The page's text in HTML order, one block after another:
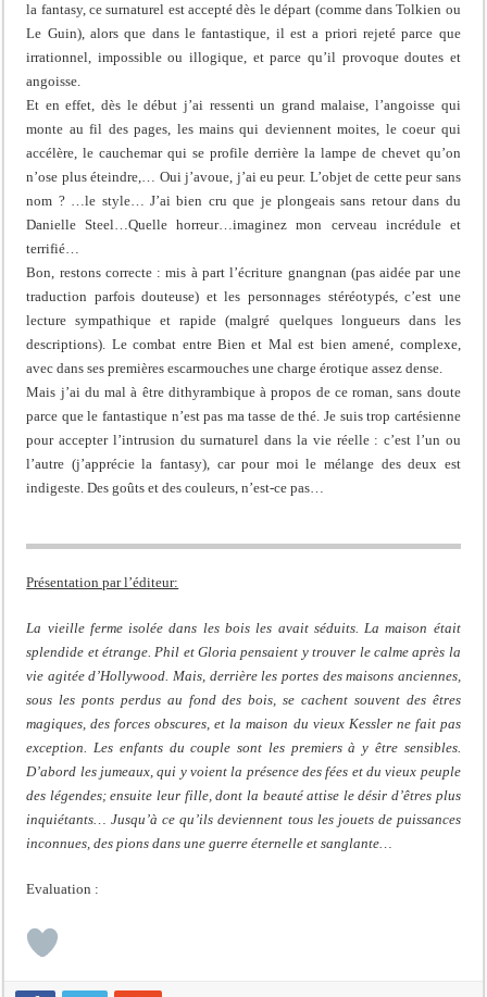
la fantasy, ce surnaturel est accepté dès le départ (comme dans Tolkien ou
Le Guin), alors que dans le fantastique, il est a priori rejeté parce que
irrationnel, impossible ou illogique, et parce qu’il provoque doutes et
angoisse.
Et en effet, dès le début j’ai ressenti un grand malaise, l’angoisse qui
monte au fil des pages, les mains qui deviennent moites, le coeur qui
accélère, le cauchemar qui se profile derrière la lampe de chevet qu’on
n’ose plus éteindre,… Oui j’avoue, j’ai eu peur. L’objet de cette peur sans
nom ? …le style… J’ai bien cru que je plongeais sans retour dans du
Danielle Steel…Quelle horreur…imaginez mon cerveau incrédule et
terrifié…
Bon, restons correcte : mis à part l’écriture gnangnan (pas aidée par une
traduction parfois douteuse) et les personnages stéréotypés, c’est une
lecture sympathique et rapide (malgré quelques longueurs dans les
descriptions). Le combat entre Bien et Mal est bien amené, complexe,
avec dans ses premières escarmouches une charge érotique assez dense.
Mais j’ai du mal à être dithyrambique à propos de ce roman, sans doute
parce que le fantastique n’est pas ma tasse de thé. Je suis trop cartésienne
pour accepter l’intrusion du surnaturel dans la vie réelle : c’est l’un ou
l’autre (j’apprécie la fantasy), car pour moi le mélange des deux est
indigeste. Des goûts et des couleurs, n’est-ce pas…
Présentation par l’éditeur:
La vieille ferme isolée dans les bois les avait séduits. La maison était
splendide et étrange. Phil et Gloria pensaient y trouver le calme après la
vie agitée d’Hollywood. Mais, derrière les portes des maisons anciennes,
sous les ponts perdus au fond des bois, se cachent souvent des êtres
magiques, des forces obscures, et la maison du vieux Kessler ne fait pas
exception.Les enfants du couple sont les premiers à y être sensibles.
D’abord les jumeaux, qui y voient la présence des fées et du vieux peuple
des légendes; ensuite leur fille, dont la beauté attise le désir d’êtres plus
inquiétants… Jusqu’à ce qu’ils deviennent tous les jouets de puissances
inconnues, des pions dans une guerre éternelle et sanglante…
Evaluation :